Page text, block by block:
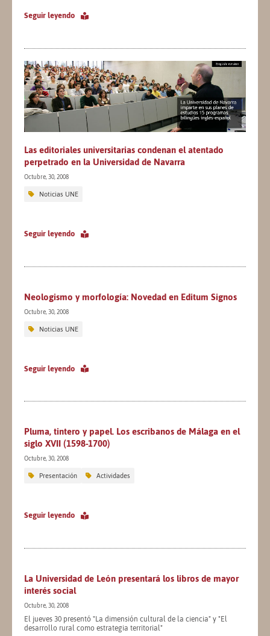
Seguir leyendo
Las editoriales universitarias condenan el atentado
perpetrado en la Universidad de Navarra
Octubre, 30, 2008
Noticias UNE
Seguir leyendo
Neologismo y morfología: Novedad en Editum Signos
Octubre, 30, 2008
Noticias UNE
Seguir leyendo
Pluma, tintero y papel. Los escribanos de Málaga en el
siglo XVII (1598-1700)
Octubre, 30, 2008
Presentación Actividades
Seguir leyendo
La Universidad de León presentará los libros de mayor
interés social
Octubre, 30, 2008
El jueves 30 presentó "La dimensión cultural de la ciencia" y "El
desarrollo rural como estrategia territorial"